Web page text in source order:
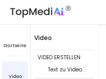
Startseite
Video
Video
VIDEO ERSTELLEN
Text zu Video